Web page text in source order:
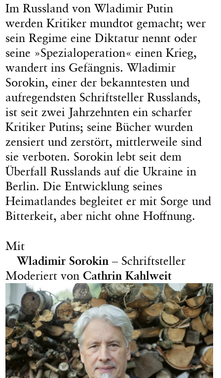
Im Russland von Wladimir Putin
werden Kritiker mundtot gemacht; wer
sein Regime eine Diktatur nennt oder
seine »Spezialoperation« einen Krieg,
wandert ins Gefängnis. Wladimir
Sorokin, einer der bekanntesten und
aufregendsten Schriftsteller Russlands,
ist seit zwei Jahrzehnten ein scharfer
Kritiker Putins; seine Bücher wurden
zensiert und zerstört, mittlerweile sind
sie verboten. Sorokin lebt seit dem
Überfall Russlands auf die Ukraine in
Berlin. Die Entwicklung seines
Heimatlandes begleitet er mit Sorge und
Bitterkeit, aber nicht ohne Hoffnung.
Mit
Wladimir Sorokin – Schriftsteller
Moderiert von Cathrin Kahlweit